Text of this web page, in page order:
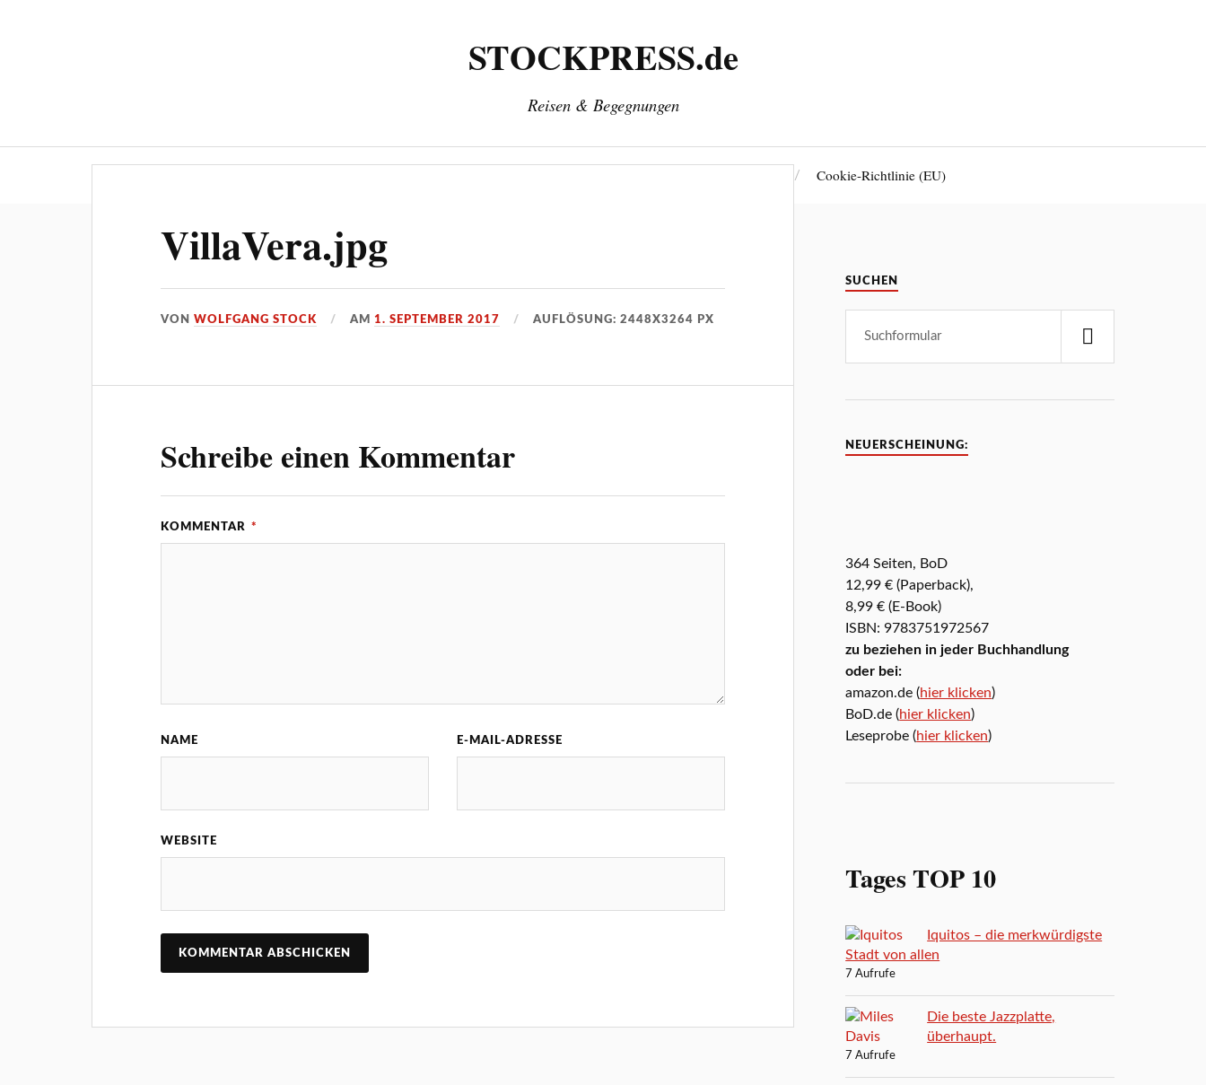
STOCKPRESS.de
Reisen & Begegnungen
Cookie-Richtlinie (EU)
VillaVera.jpg
VONWOLFGANG STOCK AM1. SEPTEMBER 2017 AUFLÖSUNG: 2448X3264 PX
Schreibe einen Kommentar
KOMMENTAR *
NAME E-MAIL-ADRESSE
WEBSITE
SUCHEN
NEUERSCHEINUNG:
364 Seiten, BoD
12,99 € (Paperback),
8,99 € (E-Book)
ISBN: 9783751972567
zu beziehen in jeder Buchhandlung
oder bei:
amazon.de (hier klicken)
BoD.de (hier klicken)
Leseprobe (hier klicken)
Tages TOP 10
Iquitos – die merkwürdigste
Stadt von allen
7 Aufrufe
Die beste Jazzplatte,
überhaupt.
7 Aufrufe